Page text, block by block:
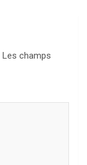
Les champs